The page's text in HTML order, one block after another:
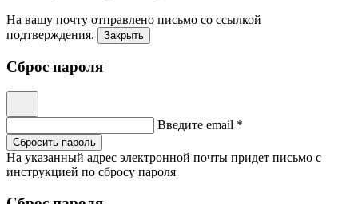
На вашу почту отправлено письмо со ссылкой
подтверждения.
Закрыть
Сброс пароля
Введите email *
Сбросить пароль
На указанный адрес электронной почты придет письмо с
инструкцией по сбросу пароля